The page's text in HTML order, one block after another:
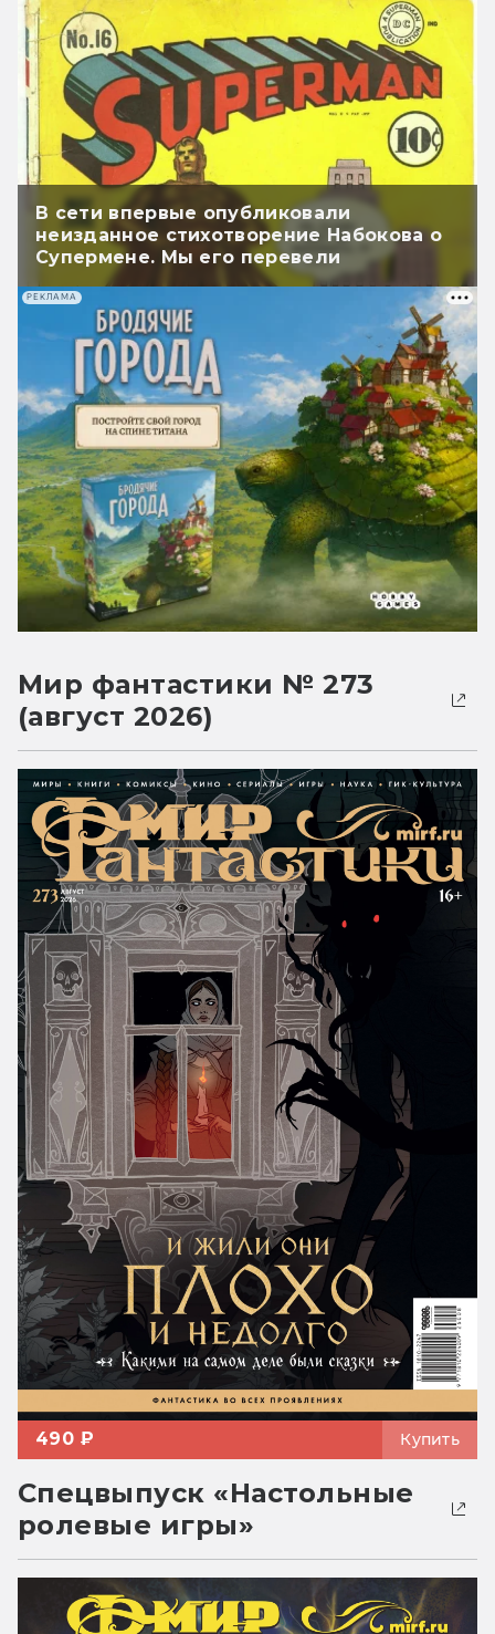
В сети впервые опубликовали
неизданное стихотворение Набокова о
Супермене. Мы его перевели
РЕКЛАМА
Мир фантастики № 273
(август 2026)
490 ₽ Купить
Спецвыпуск «Настольные
ролевые игры»